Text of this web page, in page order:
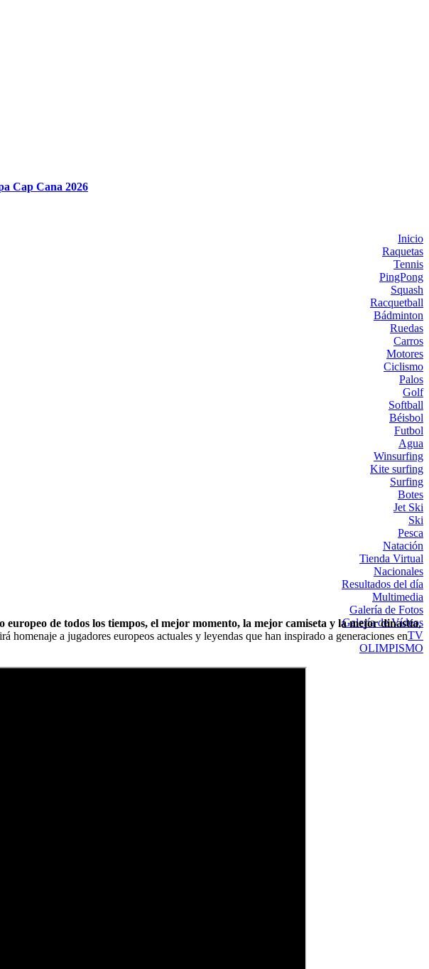
Cap Cana 2026
Inicio
Raquetas
Tennis
PingPong
Squash
Racquetball
Bádminton
Ruedas
Carros
Motores
Ciclismo
Palos
Golf
Softball
Béisbol
Futbol
Agua
Winsurfing
Kite surfing
Surfing
Botes
Jet Ski
Ski
Pesca
Natación
Tienda Virtual
Nacionales
Resultados del día
Multimedia
Galería de Fotos
Galería de Vídeos
TV
OLIMPISMO
de todos los tiempos, el mejor momento, la mejor camiseta y la mejor dinastía,
a jugadores europeos actuales y leyendas que han inspirado a generaciones en